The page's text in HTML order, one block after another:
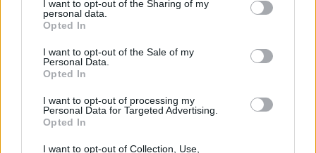
not limited to your visit or usage behaviour. You may click to
grant or deny consent to Google and its third-party tags to
use your data for below specified purposes in below Google
consent section.
I want to opt-out of the Sharing of my
personal data.
Opted In
I want to opt-out of the Sale of my
Personal Data.
Opted In
I want to opt-out of processing my
Personal Data for Targeted Advertising.
Opted In
I want to opt-out of Collection, Use,
πυραύλων Patriot που μας στέλνουν